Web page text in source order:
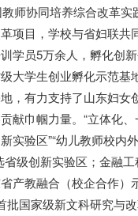
师协同培养综合改革实
项目，学校与省妇联共
学员5万余人，孵化创
大学生创业孵化示范基
，有力支持了山东妇女
献巾帼力量。“立体化
实验区”“幼儿教师校内
省级创新实验区；金融
产教融合（校企合作）
批国家级新文科研究与